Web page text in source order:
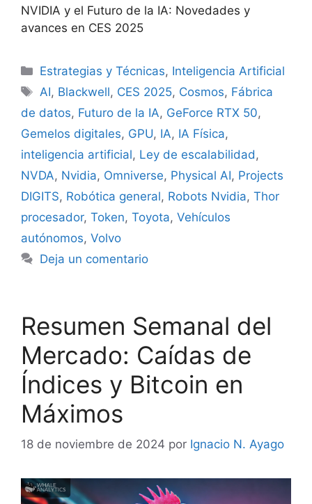
NVIDIA y el Futuro de la IA: Novedades y
avances en CES 2025
Categorías
Estrategias y Técnicas, Inteligencia Artificial
Etiquetas
AI, Blackwell, CES 2025, Cosmos, Fábrica
de datos, Futuro de la IA, GeForce RTX 50,
Gemelos digitales, GPU, IA, IA Física,
inteligencia artificial, Ley de escalabilidad ,
NVDA, Nvidia, Omniverse, Physical AI, Projects
DIGITS, Robótica general, Robots Nvidia, Thor
procesador, Token, Toyota, Vehículos
autónomos, Volvo
Deja un comentario
Resumen Semanal del
Mercado: Caídas de
Índices y Bitcoin en
Máximos
18 de noviembre de 2024 por Ignacio N. Ayago